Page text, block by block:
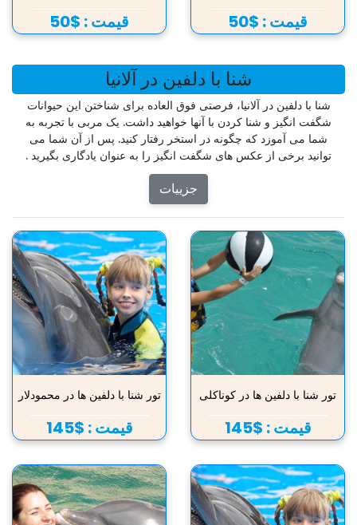
قیمت : $50 قیمت : $50
شنا با دلفین در آلانیا
شنا با دلفین در آلانیا، فرصتی فوق العاده برای شناختن این حیوانات
شگفت انگیز و شنا کردن با آنها خواهید داشت. یک مربی با تجربه به
شما می آموزد که چگونه در استخر رفتار کنید. پس از آن شما می
توانید برخی از عکس های شگفت انگیز را به عنوان یادگاری بگیرید .
جزییات
تور شنا با دلفین ها در کوناکلی
قیمت : $145
تور شنا با دلفین ها در محمودلار
قیمت : $145